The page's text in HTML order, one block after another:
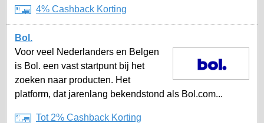
4% Cashback Korting
Bol.
Voor veel Nederlanders en Belgen
is Bol. een vast startpunt bij het
zoeken naar producten. Het
platform, dat jarenlang bekendstond als Bol.com...
Tot 2% Cashback Korting